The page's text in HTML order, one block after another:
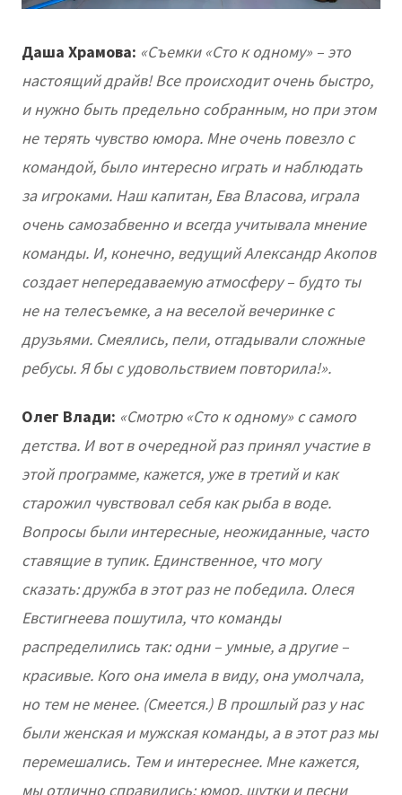
Даша Храмова: «Съемки «Сто к одному» – это
настоящий драйв! Все происходит очень быстро,
и нужно быть предельно собранным, но при этом
не терять чувство юмора. Мне очень повезло с
командой, было интересно играть и наблюдать
за игроками. Наш капитан, Ева Власова, играла
очень самозабвенно и всегда учитывала мнение
команды. И, конечно, ведущий Александр Акопов
создает непередаваемую атмосферу – будто ты
не на телесъемке, а на веселой вечеринке с
друзьями. Смеялись, пели, отгадывали сложные
ребусы. Я бы с удовольствием повторила!».
Олег Влади: «Смотрю «Сто к одному» с самого
детства. И вот в очередной раз принял участие в
этой программе, кажется, уже в третий и как
старожил чувствовал себя как рыба в воде.
Вопросы были интересные, неожиданные, часто
ставящие в тупик. Единственное, что могу
сказать: дружба в этот раз не победила. Олеся
Евстигнеева пошутила, что команды
распределились так: одни – умные, а другие –
красивые. Кого она имела в виду, она умолчала,
но тем не менее. (Смеется.) В прошлый раз у нас
были женская и мужская команды, а в этот раз мы
перемешались. Тем и интереснее. Мне кажется,
мы отлично справились: юмор, шутки и песни